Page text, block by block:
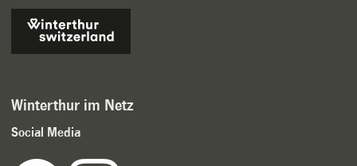
Winterthur im Netz
Social Media